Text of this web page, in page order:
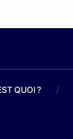
QUOI ? /